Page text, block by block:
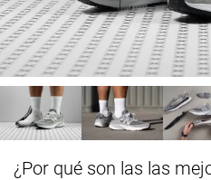
¿Por qué son las las